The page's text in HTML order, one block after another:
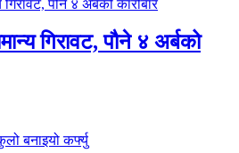
गिरावट, पौने ४ अर्बको